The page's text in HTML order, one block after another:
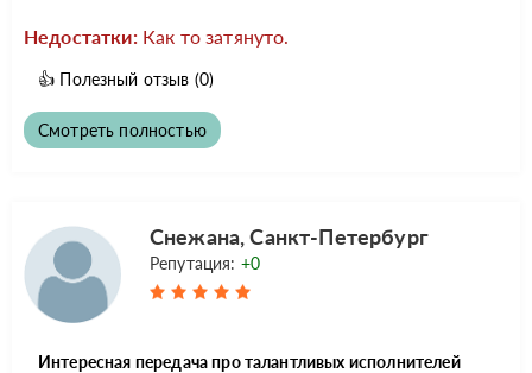
Недостатки: Как то затянуто.
👍 Полезный отзыв (0)
Смотреть полностью
Снежана, Санкт-Петербург
Репутация: +0
Интересная передача про талантливых исполнителей